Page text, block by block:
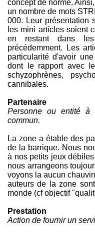
concept de norme.
un nombre de mots
000. Leur présentation
les mini articles soient
en restant dans
précédemment. Les
particularité d'avoir
dont le rapport avec
schyzophrènes,
cannibales.
Partenaire
Personne ou entité à
commun.
La zone a étable des
de la barrique. Nous
à nos petits jeux
nous arrangeons
voyons la aucun
auteurs de la zone
monde (cf objectif
Prestation
Action de fournir un